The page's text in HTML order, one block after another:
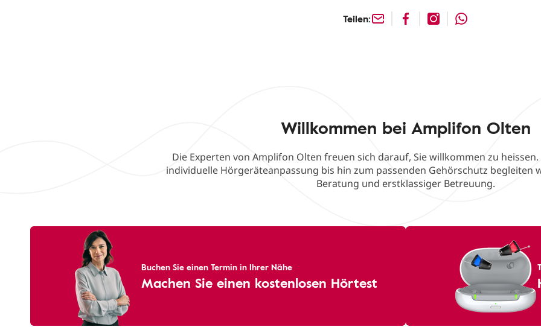
Teilen:
Willkommen bei Amplifon Olten
Die Experten von Amplifon Olten freuen sich darauf, Sie willkommen zu
individuelle Hörgeräteanpassung bis hin zum passenden Gehörschutz begleiten
Beratung und erstklassiger Betreuung.
Buchen Sie einen Termin in Ihrer Nähe
Machen Sie einen kostenlosen Hörtest